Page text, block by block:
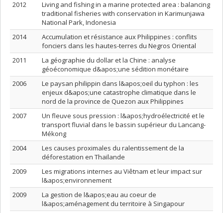
2012
Living and fishing in a marine protected area : balancing
traditional fisheries with conservation in Karimunjawa
National Park, Indonesia
2014
Accumulation et résistance aux Philippines : conflits
fonciers dans les hautes-terres du Negros Oriental
2011
La géographie du dollar et la Chine : analyse
géoéconomique d&apos;une sédition monétaire
2006
Le paysan philippin dans l&apos;oeil du typhon : les
enjeux d&apos;une catastrophe climatique dans le
nord de la province de Quezon aux Philippines
2007
Un fleuve sous pression : l&apos;hydroélectricité et le
transport fluvial dans le bassin supérieur du Lancang-
Mékong
2004
Les causes proximales du ralentissement de la
déforestation en Thaïlande
2009
Les migrations internes au Viêtnam et leur impact sur
l&apos;environnement
2009
La gestion de l&apos;eau au coeur de
l&apos;aménagement du territoire à Singapour